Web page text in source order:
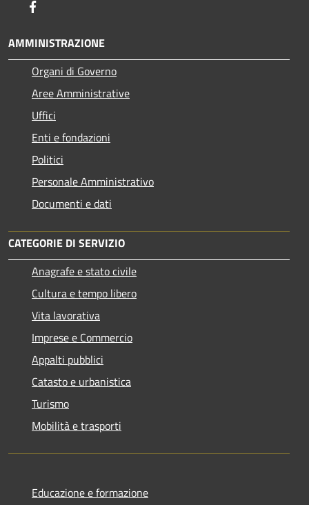
AMMINISTRAZIONE
Organi di Governo
Aree Amministrative
Uffici
Enti e fondazioni
Politici
Personale Amministrativo
Documenti e dati
CATEGORIE DI SERVIZIO
Anagrafe e stato civile
Cultura e tempo libero
Vita lavorativa
Imprese e Commercio
Appalti pubblici
Catasto e urbanistica
Turismo
Mobilità e trasporti
Educazione e formazione